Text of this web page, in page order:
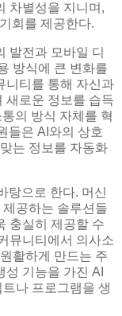
차별성을 지니며,
회를 제공한다.
발전과 모바일 디
방식에 큰 변화를
니티를 통해 자신과
새로운 정보를 습득
의 방식 자체를 혁
들은 AI와의 상호
는 정보를 자동화
탕으로 한다. 머신
공하는 솔루션들
충실히 제공할 수
뮤니티에서 의사소
활하게 만드는 주
기능을 가진 AI
나 프로그램을 생